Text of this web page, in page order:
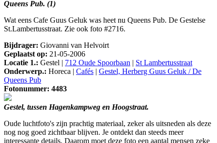
Queens Pub. (1)
Wat eens Cafe Guus Geluk was heet nu Queens Pub. De Gestelse
St.Lambertusstraat. Zie ook foto #2716.
Bijdrager: Giovanni van Helvoirt
Geplaatst op: 21-05-2006
Locatie 1.: Gestel | 712 Oude Spoorbaan | St Lambertusstraat
Onderwerp.: Horeca | Cafés | Gestel, Herberg Guus Geluk / De
Queens Pub
Fotonummer: 4483
Gestel, tussen Hagenkampweg en Hoogstraat.
Oude luchtfoto's zijn prachtig materiaal, zeker als uitsneden als deze
nog nog goed zichtbaar blijven. Je ontdekt dan steeds meer
interessante details. Daarom moet deze foto een aantal mensen zeke